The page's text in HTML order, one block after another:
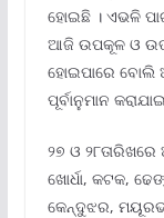
ହୋଇଛି । ଏଭଳି
ଆଜି ଉପକୂଳ ଓ
ହୋଇପାରେ
ପୂର୍ବାନୁମାନ
୨୭ ଓ ୨୮ତାରିଖରେ
ଖୋର୍ଧା, କଟକ,
କେନ୍ଦୁଝର,